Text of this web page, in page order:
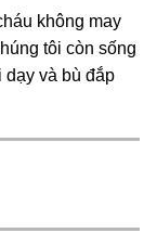
không may
tôi còn sống
dạy và bù đắp